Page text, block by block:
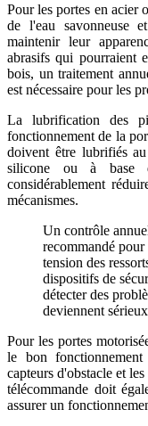
Pour les portes en acier
de l'eau savonneuse
maintenir leur
abrasifs qui pourraient
bois, un traitement
est nécessaire pour les
La lubrification des
fonctionnement de la
doivent être lubrifiés
silicone ou à base
considérablement
mécanismes.
Un contrôle
recommandé
tension des
dispositifs de
détecter des
deviennent
Pour les portes
le bon
capteurs d'obstacle et
télécommande doit
assurer un